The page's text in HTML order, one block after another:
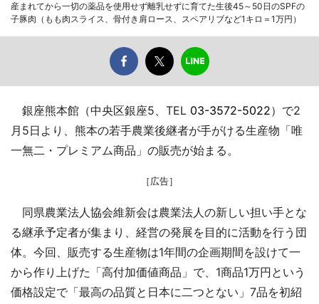
産まれてから一切の薬品を使用せず離乳せずに育てた生後45～50日のSPFの
子豚肉（もも肉スライス、骨付き肩ロース、スペアリブなど1キロ＝1万円）
銀座熊本館（中央区銀座5、TEL 03-3572-5022）で2
月5日より、熊本の若手農業後継者が手がける生産物「唯
一無二・プレミアム商品」の販売が始まる。
［広告］
同県農業法人協会維新会は農業法人の新しい担い手とな
る継承予定者が集まり、経営の発展を目的に活動を行う団
体。今回、販売する生産物は1年間の企画期間を設けて一
から作り上げた「高付加価値商品」で、1商品1万円という
価格設定で「最高の品質と日本に二つとない」7品を初紹